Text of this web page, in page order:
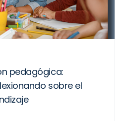
pedagógica:
sobre el